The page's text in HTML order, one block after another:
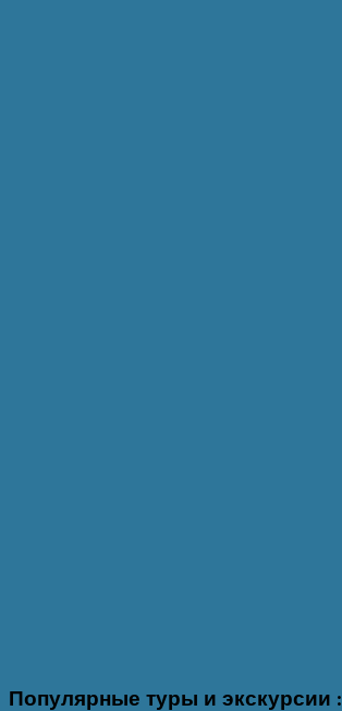
Популярные туры и экскурсии :